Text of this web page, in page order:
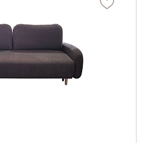
Политикойв отношении
данных и